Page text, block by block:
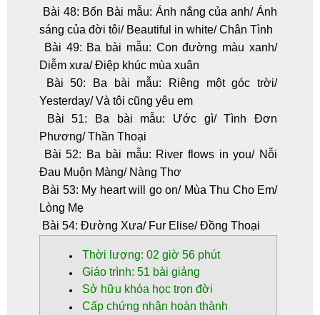
Bài 48: Bốn Bài mẫu: Ánh nắng của anh/ Ánh
sáng của đời tôi/ Beautiful in white/ Chân Tình
Bài 49: Ba bài mẫu: Con đường màu xanh/
Diễm xưa/ Điệp khúc mùa xuân
Bài 50: Ba bài mẫu: Riêng một góc trời/
Yesterday/ Và tôi cũng yêu em
Bài 51: Ba bài mẫu: Ước gì/ Tình Đơn
Phương/ Thần Thoại
Bài 52: Ba bài mẫu: River flows in you/ Nỗi
Đau Muộn Màng/ Nàng Thơ
Bài 53: My heart will go on/ Mùa Thu Cho Em/
Lòng Mẹ
Bài 54: Đường Xưa/ Fur Elise/ Đồng Thoại
Thời lượng: 02 giờ 56 phút
Giáo trình: 51 bài giảng
Sở hữu khóa học trọn đời
Cấp chứng nhận hoàn thành